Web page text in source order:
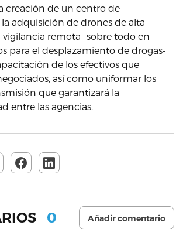
creación de un centro de
adquisición de drones de alta
remota- sobre todo en
para el desplazamiento de drogas-
de los efectivos que
así como uniformar los
que garantizará la
entre las agencias.
0 Añadir comentario